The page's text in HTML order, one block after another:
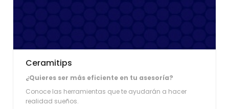
Ceramitips
¿Quieres ser más eficiente en tu asesoría?
Conoce las herramientas que te ayudarán a hacer
realidad sueños.